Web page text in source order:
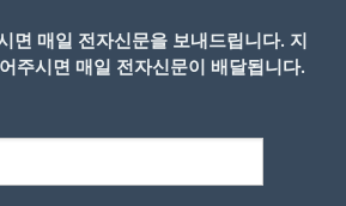
면 매일 전자신문을 보내드립니다. 지
주시면 매일 전자신문이 배달됩니다.